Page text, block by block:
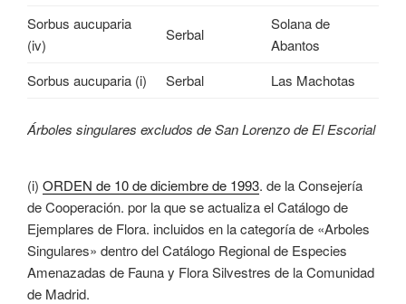
Sorbus aucuparia
(iv)
Serbal
Solana de
Abantos
Sorbus aucuparia (i)
Serbal Las Machotas
Árboles singulares excludos de San Lorenzo de El Escorial
(i) ORDEN de 10 de diciembre de 1993. de la Consejería
de Cooperación. por la que se actualiza el Catálogo de
Ejemplares de Flora. incluidos en la categoría de «Arboles
Singulares» dentro del Catálogo Regional de Especies
Amenazadas de Fauna y Flora Silvestres de la Comunidad
de Madrid.